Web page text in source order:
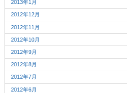
2013年1月
2012年12月
2012年11月
2012年10月
2012年9月
2012年8月
2012年7月
2012年6月